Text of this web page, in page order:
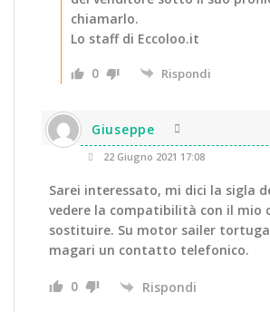
chiamarlo.
Lo staff di Eccoloo.it
0
Rispondi
Giuseppe
22 Giugno 2021 17:08
Sarei interessato, mi dici la sigla
vedere la compatibilità con il mio
sostituire. Su motor sailer
magari un contatto telefonico.
0 Rispondi